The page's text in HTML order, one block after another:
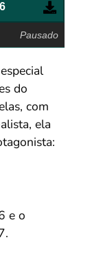
Pausado
do
com
ela
e o